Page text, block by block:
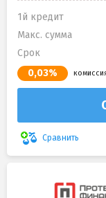
1й кредит
Макс. сумма
Срок
0,03%
Сравнить